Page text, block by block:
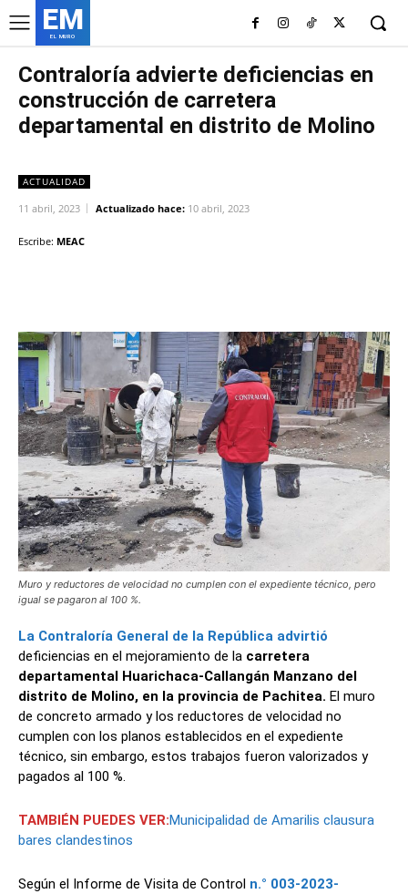
EM
EL MURO
Contraloría advierte deficiencias en
construcción de carretera
departamental en distrito de Molino
ACTUALIDAD
11 abril, 2023 Actualizado hace: 10 abril, 2023
Escribe: MEAC
Muro y reductores de velocidad no cumplen con el expediente técnico, pero
igual se pagaron al 100 %.
La Contraloría General de la República advirtió
deficiencias en el mejoramiento de la carretera
departamental Huarichaca-Callangán Manzano del
distrito de Molino, en la provincia de Pachitea. El muro
de concreto armado y los reductores de velocidad no
cumplen con los planos establecidos en el expediente
técnico, sin embargo, estos trabajos fueron valorizados y
pagados al 100 %.
TAMBIÉN PUEDES VER:Municipalidad de Amarilis clausura
bares clandestinos
Según el Informe de Visita de Control n.° 003-2023-